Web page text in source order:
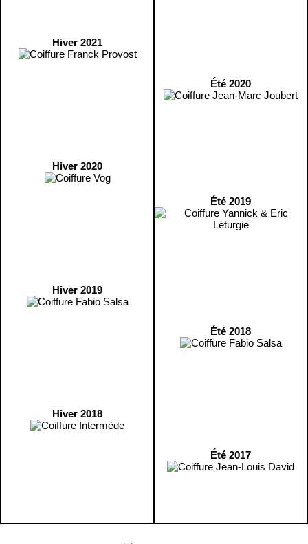
Hiver 2021
Hiver 2020
Hiver 2019
Hiver 2018
Été 2020
Été 2019
Été 2018
Été 2017